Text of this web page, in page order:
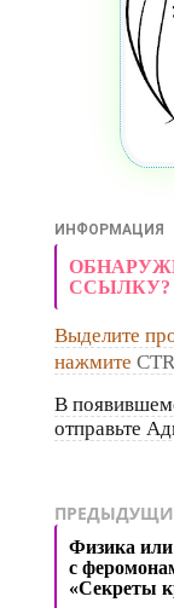
ИНФОРМАЦИЯ
ССЫЛКУ?
Выделите
нажмите
В
отправьте
Физика
с
«Секреты